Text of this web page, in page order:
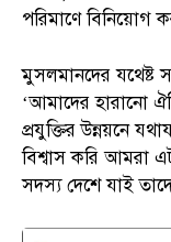
পরিমাণে বিনিয়োগ
মুসলমানদের যথেষ্ট
‘আমাদের হারানো
প্রযুক্তির উন্নয়নে
বিশ্বাস করি আমরা
সদস্য দেশে যাই